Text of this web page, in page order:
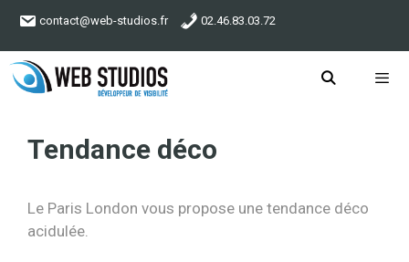
contenu
contact@web-studios.fr 02.46.83.03.72
Tendance déco
Le Paris London vous propose une tendance déco
acidulée.